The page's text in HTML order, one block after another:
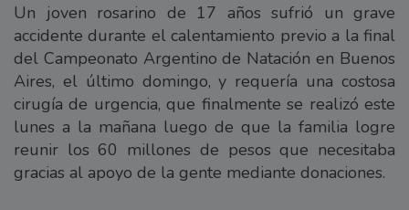
Un joven rosarino de 17 años sufrió un grave
accidente durante el calentamiento previo a la final
del Campeonato Argentino de Natación en Buenos
Aires, el último domingo, y requería una costosa
cirugía de urgencia, que finalmente se realizó este
lunes a la mañana luego de que la familia logre
reunir los 60 millones de pesos que necesitaba
gracias al apoyo de la gente mediante donaciones.